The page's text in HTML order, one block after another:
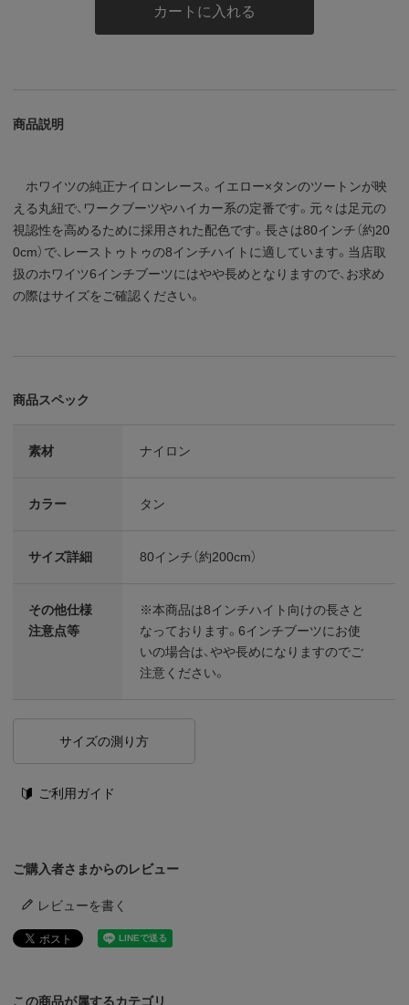
カートに入れる
商品説明
ホワイツの純正ナイロンレース。イエロー×タンのツートンが映
える丸紐で、ワークブーツやハイカー系の定番です。元々は足元の
視認性を高めるために採用された配色です。長さは80インチ（約20
0cm）で、レーストゥトゥの8インチハイトに適しています。当店取
扱のホワイツ6インチブーツにはやや長めとなりますので、お求め
の際はサイズをご確認ください。
商品スペック
素材 ナイロン
カラー タン
サイズ詳細 80インチ（約200cm）
その他仕様
注意点等
※本商品は8インチハイト向けの長さと
なっております。6インチブーツにお使
いの場合は、やや長めになりますのでご
注意ください。
サイズの測り方
ご利用ガイド
ご購入者さまからのレビュー
レビューを書く
この商品が属するカテゴリ